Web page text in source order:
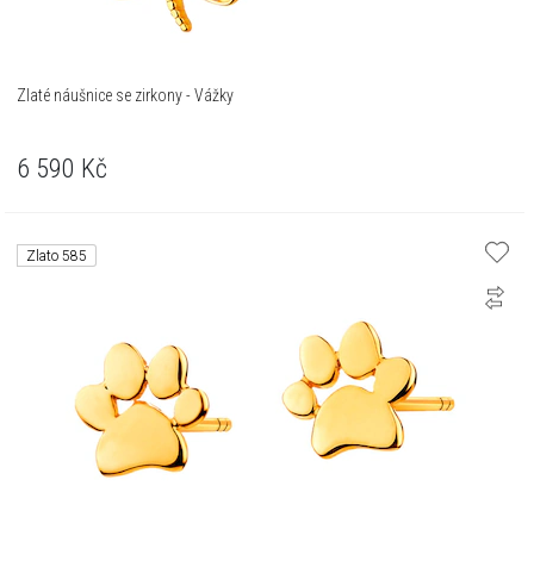
Zlaté náušnice se zirkony - Vážky
6 590 Kč
Zlato 585